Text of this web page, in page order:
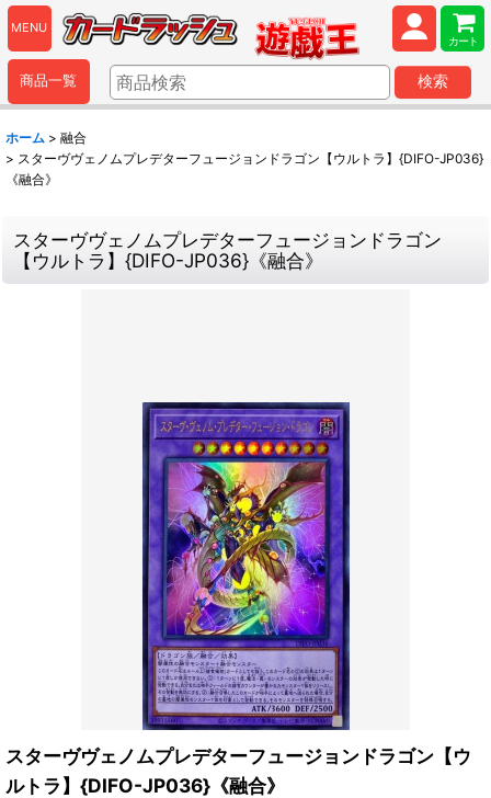
MENU
カート
商品一覧 検索
ホーム > 融合
> スターヴヴェノムプレデターフュージョンドラゴン【ウルトラ】{DIFO-JP036}
《融合》
スターヴヴェノムプレデターフュージョンドラゴン
【ウルトラ】{DIFO-JP036}《融合》
スターヴヴェノムプレデターフュージョンドラゴン【ウ
ルトラ】{DIFO-JP036}《融合》